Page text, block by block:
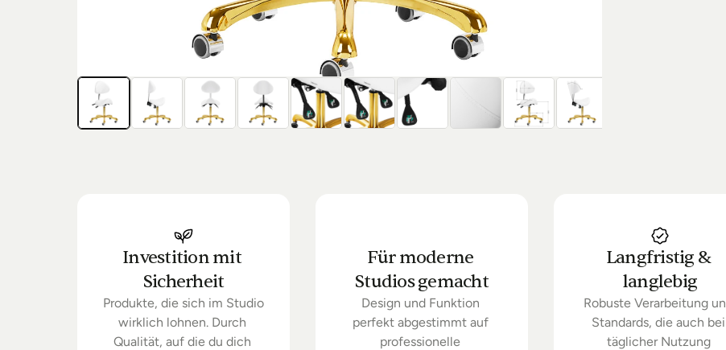
Investition mit
Sicherheit
Produkte, die sich im Studio
wirklich lohnen. Durch
Qualität, auf die du dich
Für moderne
Studios gemacht
Design und Funktion
perfekt abgestimmt auf
professionelle
Langfristig &
langlebig
Robuste Verarbeitung
Standards, die auch bei
täglicher Nutzung